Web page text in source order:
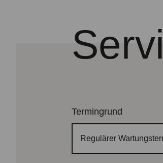
Termingrund
Regulärer